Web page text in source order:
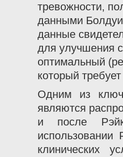
тревожности,
данными
данные
для улучшения
оптимальный
который
Одним из
являются
и после
клинических